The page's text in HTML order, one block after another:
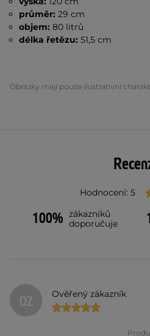
průměr:29 cm
objem: 80 litrů
délka řetězu:51,5 cm
Obrázky mají pouze ilustrativní
Hodnocení: 5
100% zákazníků
doporučuje
OZ Ověřený zákazník